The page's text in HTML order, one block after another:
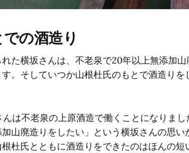
の酒造り
れた横坂さんは、不老泉で20年以上無添加
。そしていつか山根杜氏のもとで酒造りを
は不老泉の上原酒造で働くことになりま
山廃造りをしたい」という横坂さんの思い
杜氏とともに酒造りをできたのはほんの短